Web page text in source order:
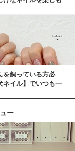
を飼っている方必
ネイル】でいつも一
ー